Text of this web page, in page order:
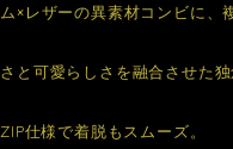
×レザーの異素材コンビに、
と可愛らしさを融合させた
仕様で着脱もスムーズ。